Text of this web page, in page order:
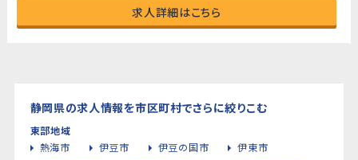
求人詳細はこちら
静岡県の求人情報を市区町村でさらに絞りこむ
東部地域
熱海市
伊豆市 伊豆の国市
伊東市